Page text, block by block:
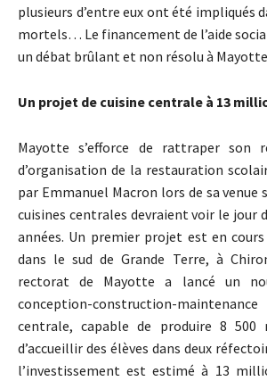
plusieurs d’entre eux ont été impliqués
mortels… Le financement de l’aide
un débat brûlant et non résolu à
Un projet de cuisine centrale à 13
Mayotte s’efforce de rattraper son
d’organisation de la restauration
par Emmanuel Macron lors de sa venue
cuisines centrales devraient voir le jour
années. Un premier projet est en
dans le sud de Grande Terre, à
rectorat de Mayotte a lancé un
conception-construction-
centrale, capable de produire 8
d’accueillir des élèves dans deux
l’investissement est estimé à 13